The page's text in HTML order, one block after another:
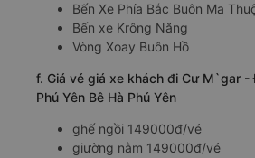
Bến Xe Phía Bắc Buôn Ma
Bến xe Krông Năng
Vòng Xoay Buôn Hồ
f. Giá vé giá xe khách đi Cư M`gar
Phú Yên Bê Hà Phú Yên
ghế ngồi 149000đ/vé
giường nằm 149000đ/vé